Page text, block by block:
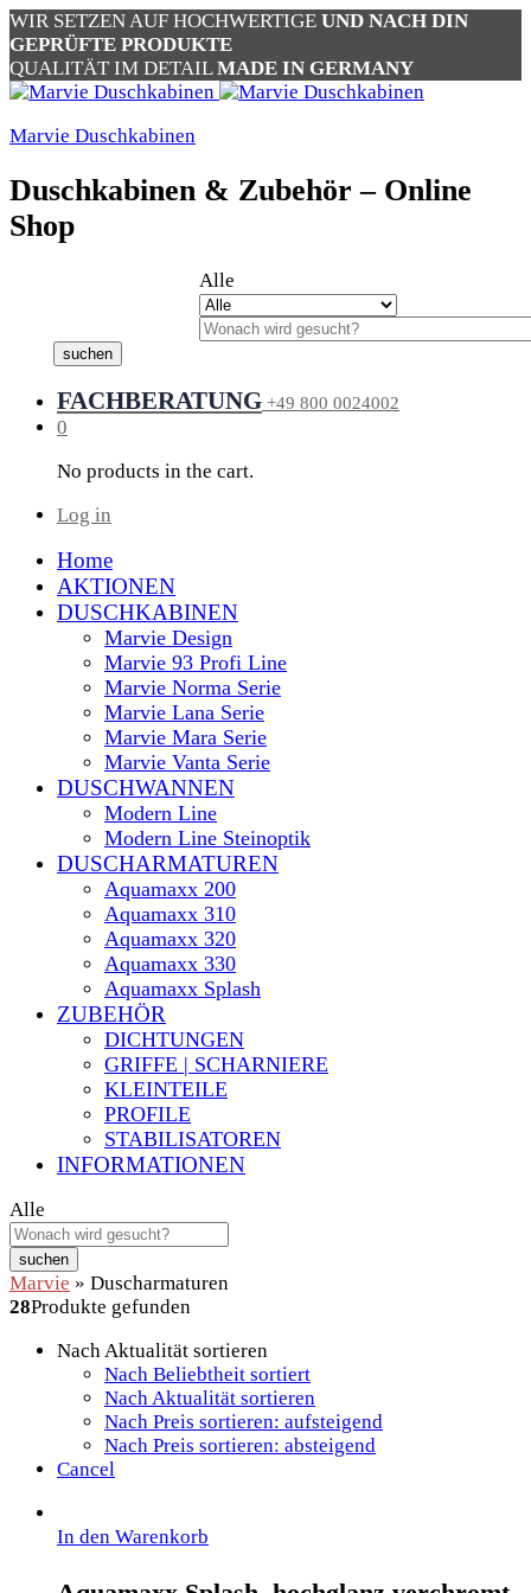
WIR SETZEN AUF HOCHWERTIGE UND NACH DIN
GEPRÜFTE PRODUKTE
QUALITÄT IM DETAILMADE IN GERMANY
Marvie Duschkabinen
Duschkabinen & Zubehör – Online
Shop
Alle
suchen
FACHBERATUNG +49 800 0024002
0
No products in the cart.
Log in
Home
AKTIONEN
DUSCHKABINEN
Marvie Design
Marvie 93 Profi Line
Marvie Norma Serie
Marvie Lana Serie
Marvie Mara Serie
Marvie Vanta Serie
DUSCHWANNEN
Modern Line
Modern Line Steinoptik
DUSCHARMATUREN
Aquamaxx 200
Aquamaxx 310
Aquamaxx 320
Aquamaxx 330
Aquamaxx Splash
ZUBEHÖR
DICHTUNGEN
GRIFFE | SCHARNIERE
KLEINTEILE
PROFILE
STABILISATOREN
INFORMATIONEN
Alle
suchen
Marvie » Duscharmaturen
28Produkte gefunden
Nach Aktualität sortieren
Nach Beliebtheit sortiert
Nach Aktualität sortieren
Nach Preis sortieren: aufsteigend
Nach Preis sortieren: absteigend
Cancel
In den Warenkorb